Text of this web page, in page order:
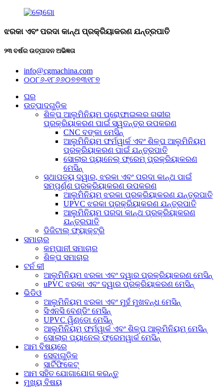
ଝରକା ଏବଂ ପରଦା କାନ୍ଥ ପ୍ରକ୍ରିୟାକରଣ ଯନ୍ତ୍ରପାତି
୨୩ ବର୍ଷର ଉତ୍ପାଦନ ଅଭିଜ୍ଞତା
info@cgmachina.com
୦୦୮୬-୧୮୬୬୦୭୭୩୧୮୭
ଘର
ଉତ୍ପାଦଗୁଡ଼ିକ
ଶିଳ୍ପ ଆଲୁମିନିୟମ ପ୍ରୋଫାଇଲର ଗଭୀର
ପ୍ରକ୍ରିୟାକରଣ ପାଇଁ ସ୍ୱତନ୍ତ୍ର ଉପକରଣ
CNC ବଙ୍କା ମେସିନ୍
ଆଲୁମିନିୟମ ଫର୍ମୱାର୍କ ଏବଂ ଶିଳ୍ପ ଆଲୁମିନିୟମ
ପ୍ରକ୍ରିୟାକରଣ ପାଇଁ ଯନ୍ତ୍ରପାତି
ସୋଲାର ପ୍ୟାନେଲ୍ ଫ୍ରେମ୍ ପ୍ରକ୍ରିୟାକରଣ
ମେସିନ୍
ସ୍ଥାପତ୍ୟ ଦ୍ୱାର, ଝରକା ଏବଂ ପରଦା କାନ୍ଥ ପାଇଁ
ସମ୍ପୂର୍ଣ୍ଣ ପ୍ରକ୍ରିୟାକରଣ ଉପକରଣ
ଆଲୁମିନିୟମ୍ ଝରକା ପ୍ରକ୍ରିୟାକରଣ ଯନ୍ତ୍ରପାତି
UPVC ଝରକା ପ୍ରକ୍ରିୟାକରଣ ଯନ୍ତ୍ରପାତି
ଆଲୁମିନିୟମ ପରଦା କାନ୍ଥ ପ୍ରକ୍ରିୟାକରଣ
ଯନ୍ତ୍ରପାତି
ଡିଜିଟାଲ୍ ଫ୍ୟାକ୍ଟ୍ରି
ସମାଚାର
କମ୍ପାନୀ ସମାଚାର
ଶିଳ୍ପ ସମାଚାର
ଟର୍ନ କୀ
ଆଲୁମିନିୟମ ଝରକା ଏବଂ ଦ୍ୱାର ପ୍ରକ୍ରିୟାକରଣ ମେସିନ୍
uPVC ଝରକା ଏବଂ ଦ୍ୱାର ପ୍ରକ୍ରିୟାକରଣ ମେସିନ୍
ଭିଡିଓ
ଆଲୁମିନିୟମ ଝରକା ଏବଂ ମୁହଁ ମୁଖବନ୍ଧ ମେସିନ୍
ସିଏନସି ବେଣ୍ଡିଂ ମେସିନ୍
UPVC ୱିଣ୍ଡୋ ମେସିନ୍
ଆଲୁମିନିୟମ୍ ଫର୍ମୱାର୍କ ଏବଂ ଶିଳ୍ପ ଆଲୁମିନିୟମ୍ ମେସିନ୍
ସୋଲାର ପ୍ୟାନେଲ୍ ଫ୍ରେମୱାର୍କ ମେସିନ୍
ଆମ ବିଷୟରେ
ସେବାଗୁଡ଼ିକ
ସାର୍ଟିଫିକେଟ୍
ଆମ ସହିତ ଯୋଗାଯୋଗ କରନ୍ତୁ
ମୁଖ୍ୟ ବିଷୟ